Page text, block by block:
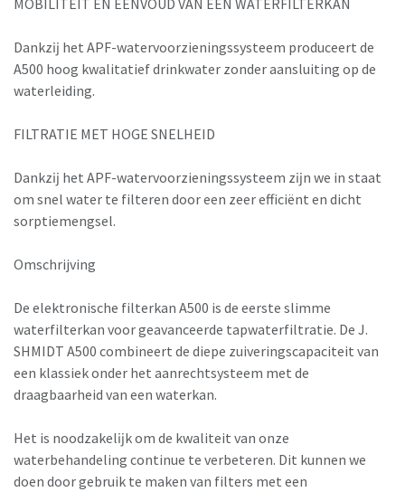
Dankzĳ het APF-watervoorzieningssysteem produceert de
A500 hoog kwalitatief drinkwater zonder aansluiting op de
waterleiding.
FILTRATIE MET HOGE SNELHEID
Dankzĳ het APF-watervoorzieningssysteem zĳn we in staat
om snel water te filteren door een zeer efficiënt en dicht
sorptiemengsel.
Omschrijving
De elektronische filterkan A500 is de eerste slimme
waterfilterkan voor geavanceerde tapwaterfiltratie. De J.
SHMIDT A500 combineert de diepe zuiveringscapaciteit van
een klassiek onder het aanrechtsysteem met de
draagbaarheid van een waterkan.
Het is noodzakelĳk om de kwaliteit van onze
waterbehandeling continue te verbeteren. Dit kunnen we
doen door gebruik te maken van filters met een